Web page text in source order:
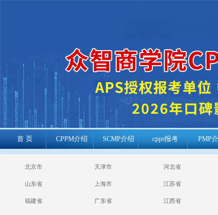
首 页 CPPM介绍 SCMP介绍 cpps报考 PMP
cppm报考常见
问题
北京市 天津市 河北省
山东省 上海市 江苏省
福建省 广东省 江西省